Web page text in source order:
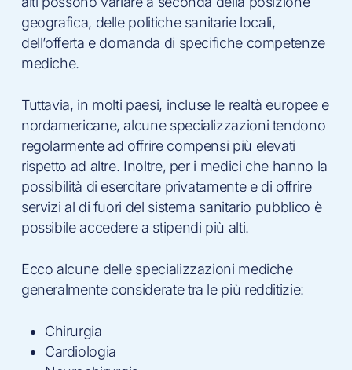
geografica, delle politiche sanitarie locali,
dell’offerta e domanda di specifiche competenze
mediche.
Tuttavia, in molti paesi, incluse le realtà europee e
nordamericane, alcune specializzazioni tendono
regolarmente ad offrire compensi più elevati
rispetto ad altre. Inoltre, per i medici che hanno la
possibilità di esercitare privatamente e di offrire
servizi al di fuori del sistema sanitario pubblico è
possibile accedere a stipendi più alti.
Ecco alcune delle specializzazioni mediche
generalmente considerate tra le più redditizie:
Chirurgia
Cardiologia